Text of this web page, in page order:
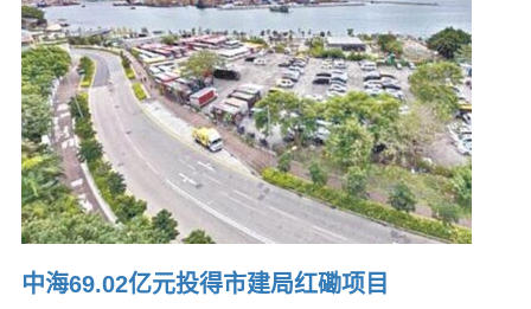
中海69.02亿元投得市建局红磡项目